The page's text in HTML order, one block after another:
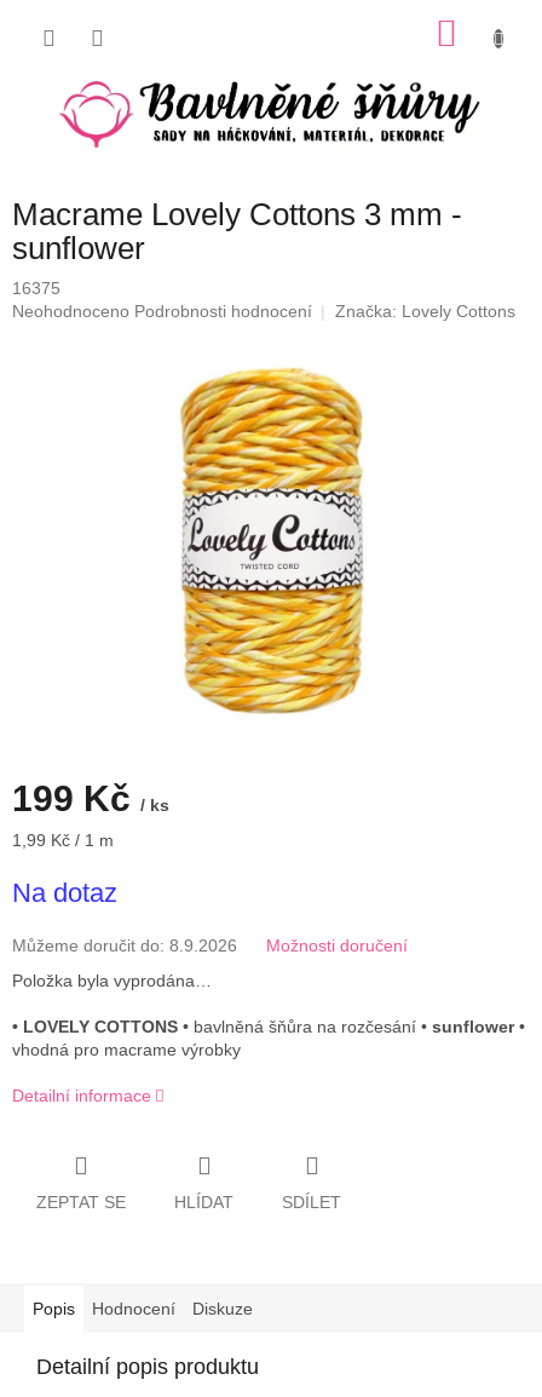
Macrame Lovely Cottons 3 mm -
sunflower
16375
Průměrné
Neohodnoceno Podrobnosti hodnocení Značka: Lovely Cottons
199 Kč / ks
Měrná
1,99 Kč / 1 m
Na dotaz
Můžeme doručit do: 8.9.2026
Možnosti doručení
Položka byla vyprodána…
• LOVELY COTTONS • bavlněná šňůra na rozčesání • sunflower•
vhodná pro macrame výrobky
Detailní informace
ZEPTAT SE HLÍDAT SDÍLET
Popis Hodnocení Diskuze
Detailní popis produktu